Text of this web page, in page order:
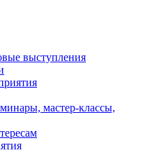
выступления
мастер-классы,